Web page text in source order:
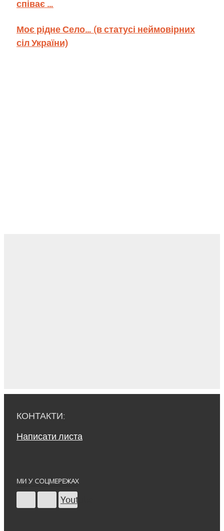
співає …
Моє рідне Село… (в статусі неймовірних
сіл України)
КОНТАКТИ:
Написати листа
МИ У СОЦМЕРЕЖАХ
Youtube